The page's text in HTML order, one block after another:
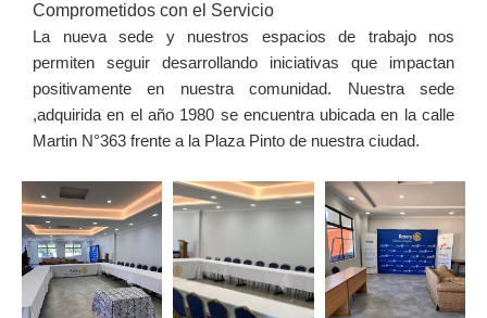
Comprometidos con el Servicio
La nueva sede y nuestros espacios de trabajo nos
permiten seguir desarrollando iniciativas que impactan
positivamente en nuestra comunidad. Nuestra sede
,adquirida en el año 1980 se encuentra ubicada en la calle
Martin N°363 frente a la Plaza Pinto de nuestra ciudad.